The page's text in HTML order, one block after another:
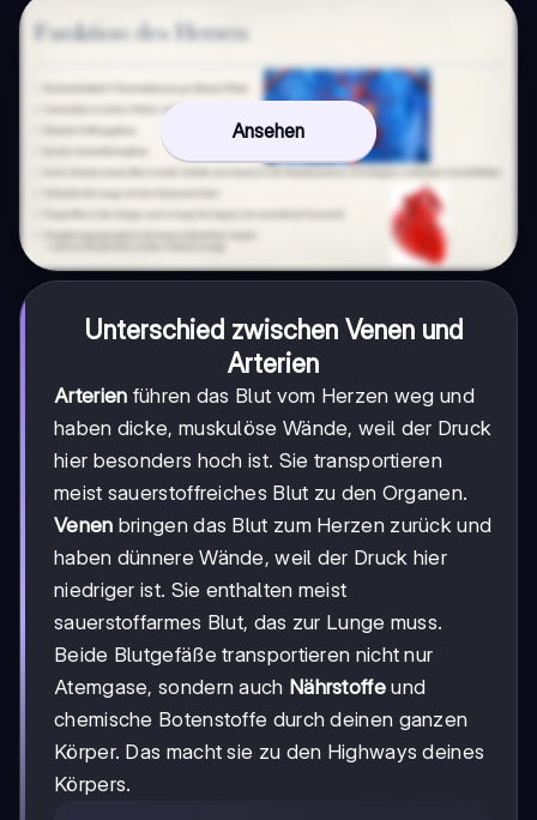
Ansehen
Unterschied zwischen Venen und
Arterien
Arterien führen das Blut vom Herzen weg und
haben dicke, muskulöse Wände, weil der Druck
hier besonders hoch ist. Sie transportieren
meist sauerstoffreiches Blut zu den Organen.
Venen bringen das Blut zum Herzen zurück und
haben dünnere Wände, weil der Druck hier
niedriger ist. Sie enthalten meist
sauerstoffarmes Blut, das zur Lunge muss.
Beide Blutgefäße transportieren nicht nur
Atemgase, sondern auch Nährstoffeund
chemische Botenstoffe durch deinen ganzen
Körper. Das macht sie zu den Highways deines
Körpers.